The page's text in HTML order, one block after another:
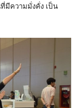
มีความมั่งคั่ง เป็น